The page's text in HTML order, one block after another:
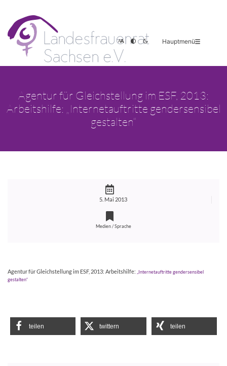
Hauptmenü
Agentur für Gleichstellung im ESF, 2013:
Arbeitshilfe: „Internetauftritte gendersensibel
gestalten“
5. Mai 2013
Medien / Sprache
Agentur für Gleichstellung im ESF, 2013: Arbeitshilfe:
„Internetauftritte gendersensibel
gestalten“
teilen twittern teilen